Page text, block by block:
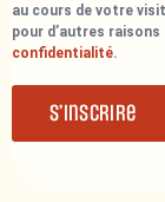
au cours de votre
pour d’autres
confidentialité.
S’inscrire